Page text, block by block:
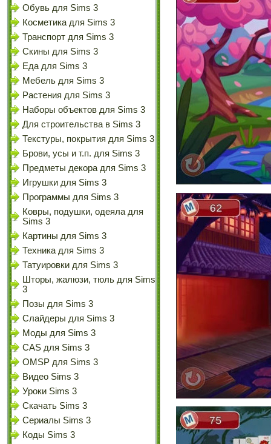
Обувь для Sims 3
Косметика для Sims 3
Транспорт для Sims 3
Скины для Sims 3
Еда для Sims 3
Мебель для Sims 3
Растения для Sims 3
Наборы объектов для Sims 3
Для строительства в Sims 3
Текстуры, покрытия для Sims 3
Брови, усы и т.п. для Sims 3
Предметы декора для Sims 3
Игрушки для Sims 3
Программы для Sims 3
Ковры, подушки, одеяла для
Sims 3
Картины для Sims 3
Техника для Sims 3
Татуировки для Sims 3
Шторы, жалюзи, тюль для Sims
3
Позы для Sims 3
Слайдеры для Sims 3
Моды для Sims 3
CAS для Sims 3
OMSP для Sims 3
Видео Sims 3
Уроки Sims 3
Скачать Sims 3
Сериалы Sims 3
Коды Sims 3